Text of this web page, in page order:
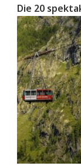
Die 20